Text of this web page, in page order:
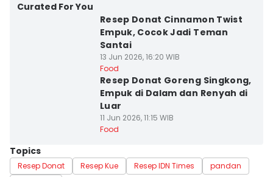
Curated For You
Resep Donat Cinnamon Twist
Empuk, Cocok Jadi Teman
Santai
13 Jun 2026, 16:20 WIB
Food
Resep Donat Goreng Singkong,
Empuk di Dalam dan Renyah di
Luar
11 Jun 2026, 11:15 WIB
Food
Topics
Resep Donat Resep Kue Resep IDN Times
pandan